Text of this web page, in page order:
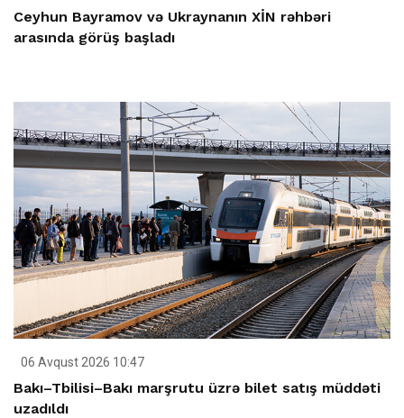
Ceyhun Bayramov və Ukraynanın XİN rəhbəri
arasında görüş başladı
06 Avqust 2026 10:47
Bakı–Tbilisi–Bakı marşrutu üzrə bilet satış müddəti
uzadıldı